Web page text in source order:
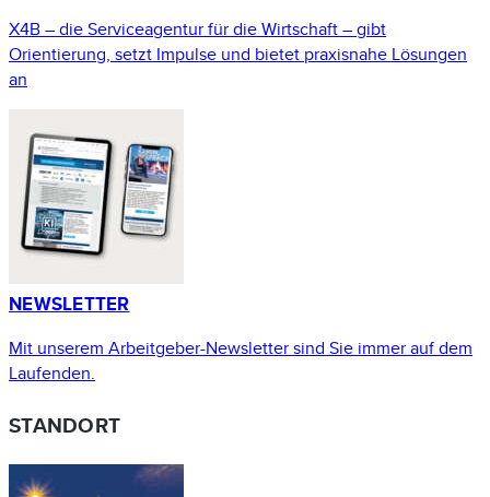
X4B – die Serviceagentur für die Wirtschaft – gibt
Orientierung, setzt Impulse und bietet praxisnahe Lösungen
an
NEWSLETTER
Mit unserem Arbeitgeber-Newsletter sind Sie immer auf dem
Laufenden.
STANDORT